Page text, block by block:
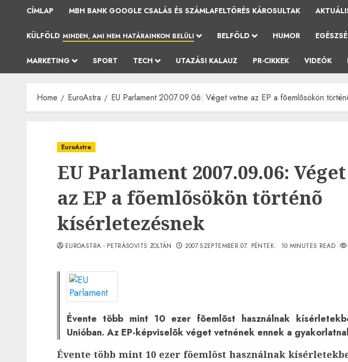
CÍMLAP MBH BANK GOOGLE CSALÁS ÉS SZÁMLAFELTÖRÉS KÁROSULTAK
KÜLFÖLD MINDEN, AMI NEM HATÁRAINKON BELÜLI BELFÖLD HUMOR
MARKETING SPORT TECH UTAZÁSI KALAUZ PR-CIKKEK VIDEÓK
Home EuroAstra EU Parlament 2007.09.06: Véget vetne az EP a fõemlõsökön
EuroAstra
EU Parlament 2007.09.06:
az EP a fõemlõsökön történõ
kísérletezésnek
EUROASTRA - PETRÁSOVITS ZOLTÁN 2007.SZEPTEMBER.07. PÉNTEK. 10 MINUTES READ
Évente több mint 10 ezer fõemlõst használnak
Unióban. Az EP-képviselõk véget vetnének ennek a
Évente több mint 10 ezer fõemlõst használnak